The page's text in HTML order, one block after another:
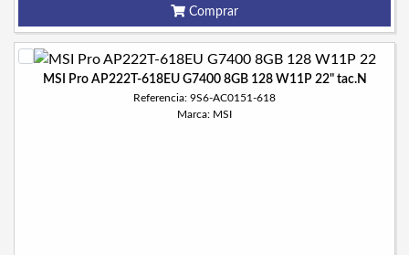
Comprar
MSI Pro AP222T-618EU G7400 8GB 128 W11P 22" tac.N
Referencia: 9S6-AC0151-618
Marca: MSI